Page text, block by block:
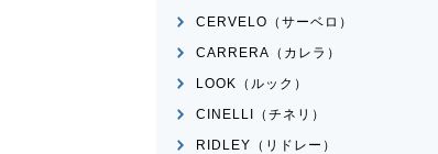
CERVELO（サーベロ）
CARRERA（カレラ）
LOOK（ルック）
CINELLI（チネリ）
RIDLEY（リドレー）